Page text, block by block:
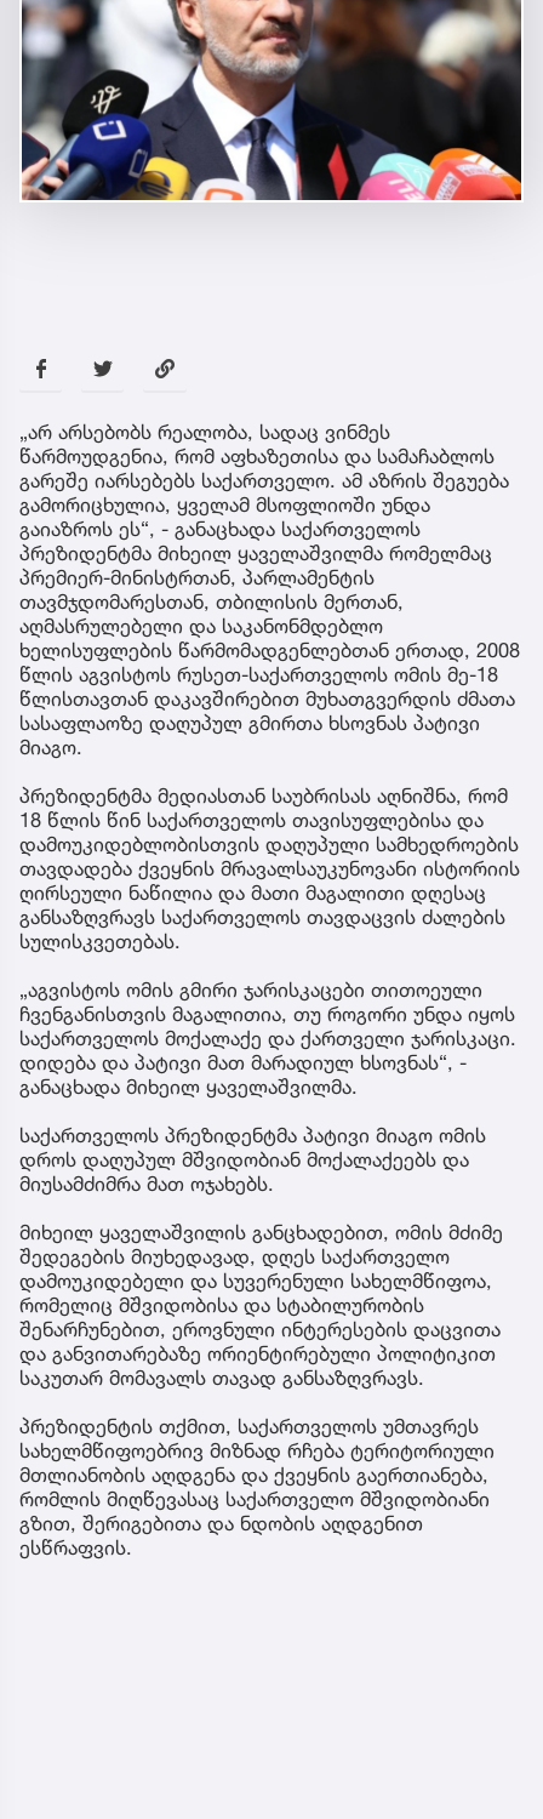
„არ არსებობს რეალობა, სადაც ვინმეს
წარმოუდგენია, რომ აფხაზეთისა და სამაჩაბლოს
გარეშე იარსებებს საქართველო. ამ აზრის შეგუება
გამორიცხულია, ყველამ მსოფლიოში უნდა
გაიაზროს ეს“, - განაცხადა საქართველოს
პრეზიდენტმა მიხეილ ყაველაშვილმა რომელმაც
პრემიერ-მინისტრთან, პარლამენტის
თავმჯდომარესთან, თბილისის მერთან,
აღმასრულებელი და საკანონმდებლო
ხელისუფლების წარმომადგენლებთან ერთად, 2008
წლის აგვისტოს რუსეთ-საქართველოს ომის მე-18
წლისთავთან დაკავშირებით მუხათგვერდის ძმათა
სასაფლაოზე დაღუპულ გმირთა ხსოვნას პატივი
მიაგო.
პრეზიდენტმა მედიასთან საუბრისას აღნიშნა, რომ
18 წლის წინ საქართველოს თავისუფლებისა და
დამოუკიდებლობისთვის დაღუპული სამხედროების
თავდადება ქვეყნის მრავალსაუკუნოვანი ისტორიის
ღირსეული ნაწილია და მათი მაგალითი დღესაც
განსაზღვრავს საქართველოს თავდაცვის ძალების
სულისკვეთებას.
„აგვისტოს ომის გმირი ჯარისკაცები თითოეული
ჩვენგანისთვის მაგალითია, თუ როგორი უნდა იყოს
საქართველოს მოქალაქე და ქართველი ჯარისკაცი.
დიდება და პატივი მათ მარადიულ ხსოვნას“, -
განაცხადა მიხეილ ყაველაშვილმა.
საქართველოს პრეზიდენტმა პატივი მიაგო ომის
დროს დაღუპულ მშვიდობიან მოქალაქეებს და
მიუსამძიმრა მათ ოჯახებს.
მიხეილ ყაველაშვილის განცხადებით, ომის მძიმე
შედეგების მიუხედავად, დღეს საქართველო
დამოუკიდებელი და სუვერენული სახელმწიფოა,
რომელიც მშვიდობისა და სტაბილურობის
შენარჩუნებით, ეროვნული ინტერესების დაცვითა
და განვითარებაზე ორიენტირებული პოლიტიკით
საკუთარ მომავალს თავად განსაზღვრავს.
პრეზიდენტის თქმით, საქართველოს უმთავრეს
სახელმწიფოებრივ მიზნად რჩება ტერიტორიული
მთლიანობის აღდგენა და ქვეყნის გაერთიანება,
რომლის მიღწევასაც საქართველო მშვიდობიანი
გზით, შერიგებითა და ნდობის აღდგენით
ესწრაფვის.